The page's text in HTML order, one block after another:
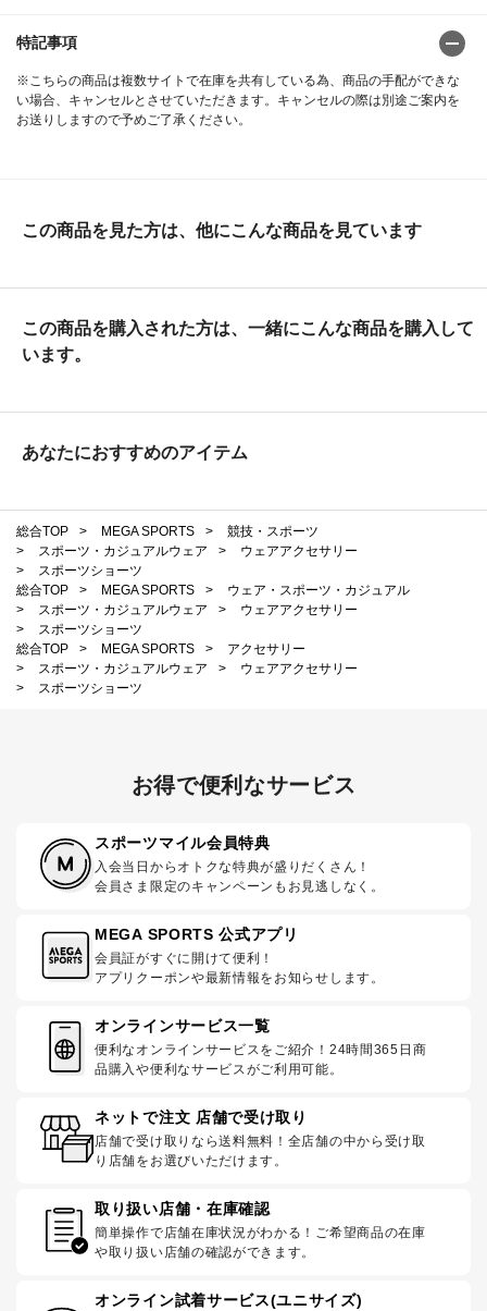
特記事項
※こちらの商品は複数サイトで在庫を共有している為、商品の手配ができな
い場合、キャンセルとさせていただきます。キャンセルの際は別途ご案内を
お送りしますので予めご了承ください。
この商品を見た方は、他にこんな商品を見ています
この商品を購入された方は、一緒にこんな商品を購入して
います。
あなたにおすすめのアイテム
総合TOP > MEGA SPORTS >
競技・スポーツ
>
スポーツ・カジュアルウェア >
ウェアアクセサリー
>
スポーツショーツ
総合TOP
> MEGA SPORTS >
ウェア・スポーツ・カジュアル
>
スポーツ・カジュアルウェア >
ウェアアクセサリー
>
スポーツショーツ
総合TOP
> MEGA SPORTS >
アクセサリー
>
スポーツ・カジュアルウェア >
ウェアアクセサリー
>
スポーツショーツ
お得で便利なサービス
スポーツマイル会員特典
入会当日からオトクな特典が盛りだくさん！
会員さま限定のキャンペーンもお見逃しなく。
MEGA SPORTS 公式アプリ
会員証がすぐに開けて便利！
アプリクーポンや最新情報をお知らせします。
オンラインサービス一覧
便利なオンラインサービスをご紹介！24時間365日商
品購入や便利なサービスがご利用可能。
ネットで注文 店舗で受け取り
店舗で受け取りなら送料無料！全店舗の中から受け取
り店舗をお選びいただけます。
取り扱い店舗・在庫確認
簡単操作で店舗在庫状況がわかる！ご希望商品の在庫
や取り扱い店舗の確認ができます。
オンライン試着サービス(ユニサイズ)